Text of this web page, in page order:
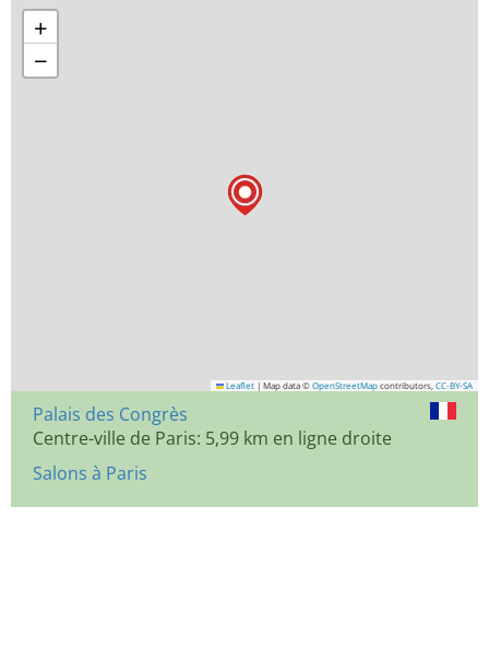
+
−
Leaflet | Map data © OpenStreetMap contributors, CC-BY-SA
Palais des Congrès
Centre-ville de Paris: 5,99 km en ligne droite
Salons à Paris